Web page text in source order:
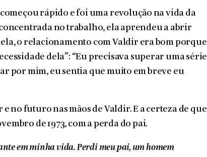
rápido e foi uma revolução na vida da
no trabalho, ela aprendeu a abrir
o relacionamento com Valdir era bom porque
dela”: “Eu precisava superar uma série
por mim, eu sentia que muito em breve eu
no futuro nas mãos de Valdir. E a certeza de que
de 1973, com a perda do pai.
em minha vida. Perdi meu pai, um homem